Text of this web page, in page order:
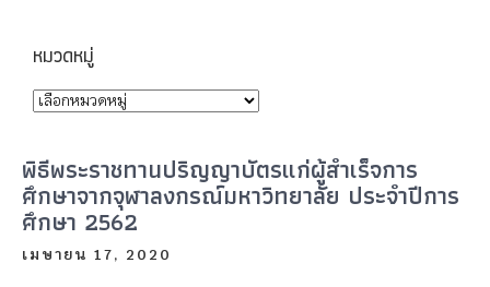
หมวดหมู่
พิธีพระราชทานปริญญาบัตรแก่ผู้สำเร็จการ
ศึกษาจากจุฬาลงกรณ์มหาวิทยาลัย ประจำปีการ
ศึกษา 2562
เมษายน 17, 2020